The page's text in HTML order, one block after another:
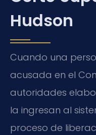
Hudson
Cuando una
acusada en el
autoridades
la ingresan al
proceso de